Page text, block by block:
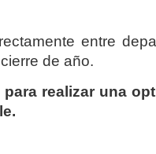
entre
de año.
realizar una